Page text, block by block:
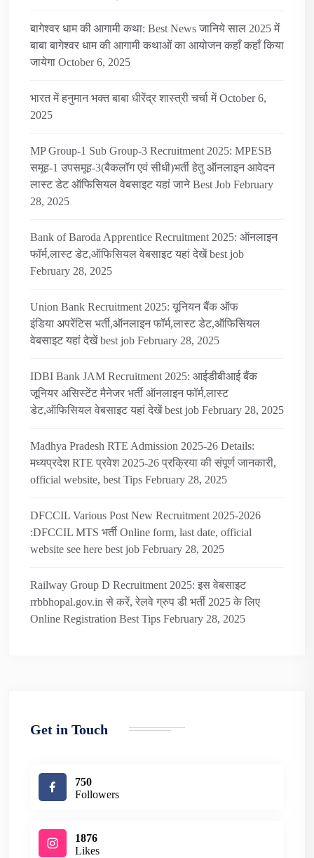
बागेश्वर धाम की आगामी कथा: Best News जानिये साल 2025 में
बाबा बागेश्वर धाम की आगामी कथाओं का आयोजन कहाँ कहाँ किया
जायेगा October 6, 2025
भारत में हनुमान भक्त बाबा धीरेंद्र शास्त्री चर्चा में October 6,
2025
MP Group-1 Sub Group-3 Recruitment 2025: MPESB
समूह-1 उपसमूह-3(बैकलॉग एवं सीधी)भर्ती हेतु ऑनलाइन आवेदन
लास्ट डेट ऑफिसियल वेबसाइट यहां जाने Best Job February
28, 2025
Bank of Baroda Apprentice Recruitment 2025: ऑनलाइन
फॉर्म,लास्ट डेट,ऑफिसियल वेबसाइट यहां देखें best job
February 28, 2025
Union Bank Recruitment 2025: यूनियन बैंक ऑफ
इंडिया अपरेंटिस भर्ती,ऑनलाइन फॉर्म,लास्ट डेट,ऑफिसियल
वेबसाइट यहां देखें best job February 28, 2025
IDBI Bank JAM Recruitment 2025: आईडीबीआई बैंक
जूनियर असिस्टेंट मैनेजर भर्ती ऑनलाइन फॉर्म,लास्ट
डेट,ऑफिसियल वेबसाइट यहां देखें best job February 28, 2025
Madhya Pradesh RTE Admission 2025-26 Details:
मध्यप्रदेश RTE प्रवेश 2025-26 प्रक्रिया की संपूर्ण जानकारी,
official website, best Tips February 28, 2025
DFCCIL Various Post New Recruitment 2025-2026
:DFCCIL MTS भर्ती Online form, last date, official
website see here best job February 28, 2025
Railway Group D Recruitment 2025: इस वेबसाइट
rrbbhopal.gov.in से करें, रेलवे ग्रुप डी भर्ती 2025 के लिए
Online Registration Best Tips February 28, 2025
Get in Touch
750
Followers
1876
Likes